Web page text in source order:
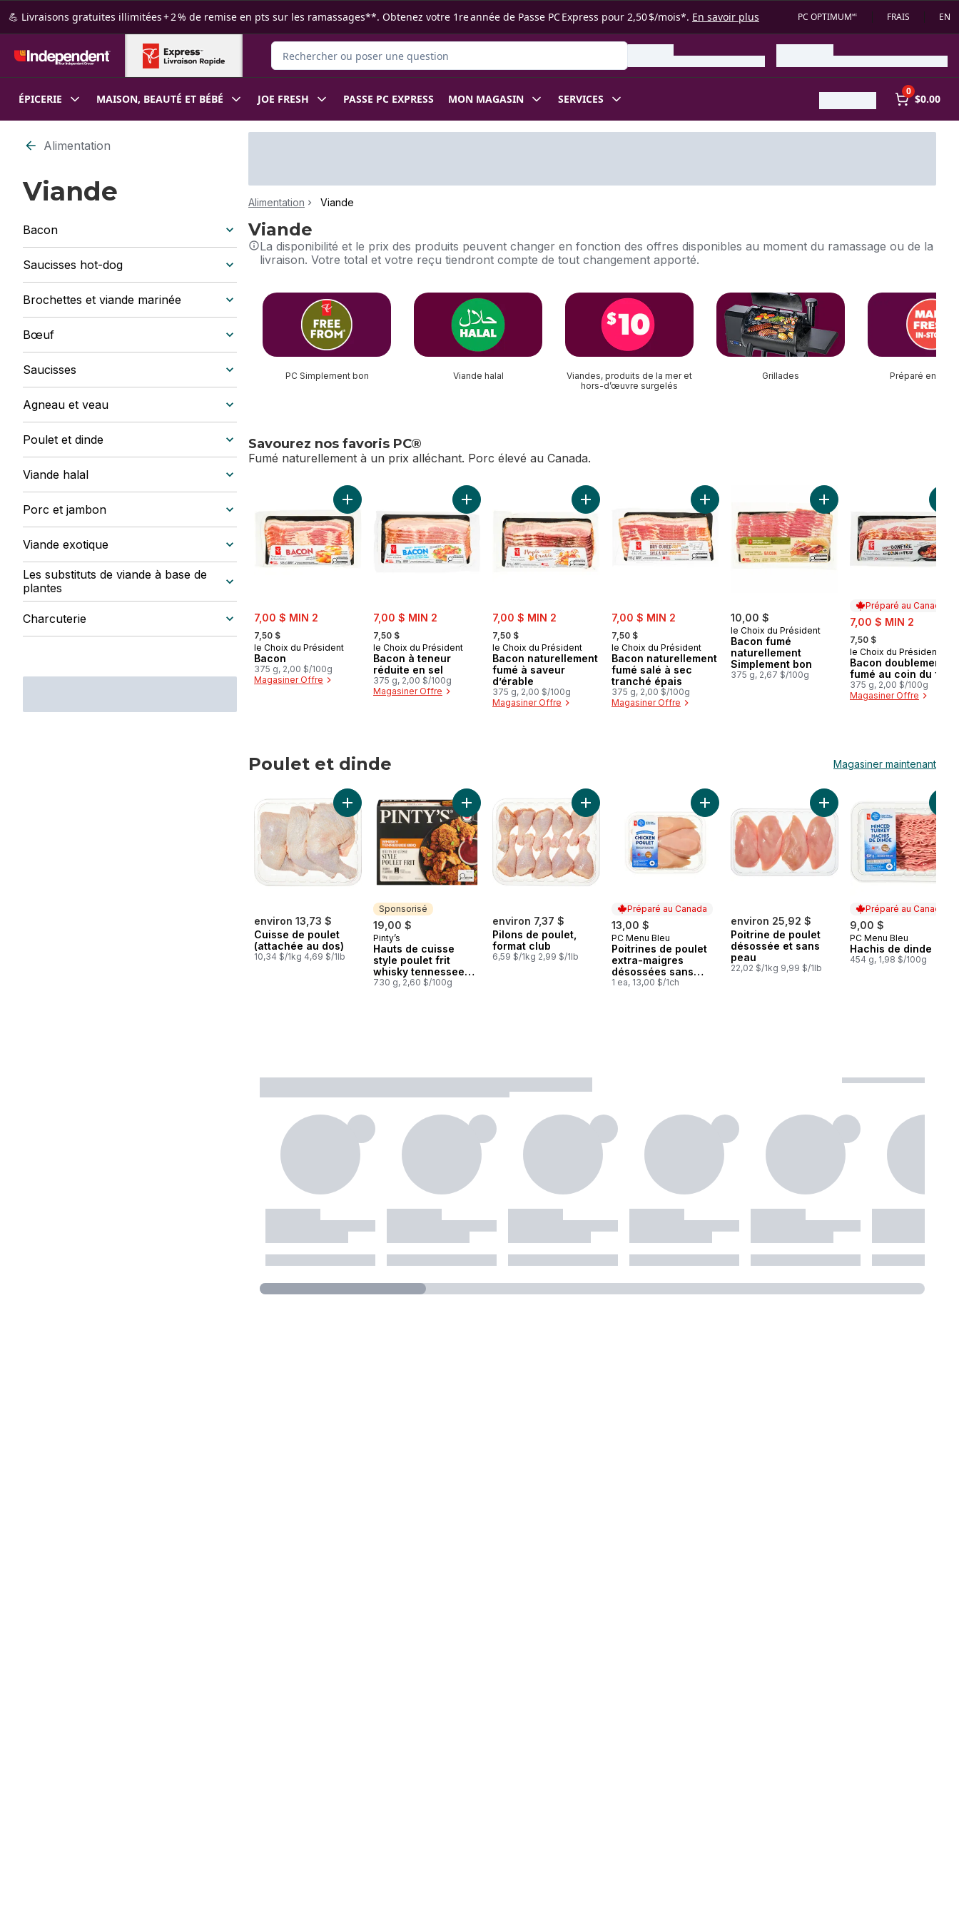
Passer au contenu principal
Passer au pied de page
💪 Livraisons gratuites illimitées + 2 % de remise en pts sur les ramassages**. Obtenez votre 1re année de Passe PC Express pour 2,50 $/mois*. En savoir plus PC OPTIMUM🅪 FRAIS EN
Rechercher des produits
ÉPICERIE MAISON, BEAUTÉ ET BÉBÉ JOE FRESH PASSE PC EXPRESS MON MAGASIN SERVICES
0
$0.00
Alimentation
Viande
Bacon
Saucisses hot-dog
Brochettes et viande marinée
Bœuf
Saucisses
Agneau et veau
Poulet et dinde
Viande halal
Porc et jambon
Viande exotique
Les substituts de viande à base de
plantes
Charcuterie
Alimentation Viande
Viande
La disponibilité et le prix des produits peuvent changer en fonction des offres disponibles au moment du ramassage ou de la
livraison. Votre total et votre reçu tiendront compte de tout changement apporté.
sauter cette section
PC Simplement bon Viande halal
Viandes, produits de la mer et
hors-d’œuvre surgelés
Grillades Préparé en
Savourez nos favoris PC®
Fumé naturellement à un prix alléchant. Porc élevé au Canada.
sauter Savourez nos favoris PC®
sale:
7,00 $ MIN 2
, formerly:
7,50 $
le Choix du Président
Bacon
375 g, 2,00 $/100g
Magasiner Offre
Ajouter Bacon au panier
sale:
7,00 $ MIN 2
, formerly:
7,50 $
le Choix du Président
Bacon à teneur
réduite en sel
375 g, 2,00 $/100g
Magasiner Offre
Ajouter Bacon à teneur réduite en sel au panier
sale:
7,00 $ MIN 2
, formerly:
7,50 $
le Choix du Président
Bacon naturellement
fumé à saveur
d’érable
375 g, 2,00 $/100g
Magasiner Offre
Ajouter Bacon naturellement fumé à saveur d’érable au panier
sale:
7,00 $ MIN 2
, formerly:
7,50 $
le Choix du Président
Bacon naturellement
fumé salé à sec
tranché épais
375 g, 2,00 $/100g
Magasiner Offre
Ajouter Bacon naturellement fumé salé à sec tranché
10,00 $
le Choix du Président
Bacon fumé
naturellement
Simplement bon
375 g, 2,67 $/100g
Ajouter Bacon fumé
Préparé au Canada
sale:
7,00 $ MIN 2
, formerly:
7,50 $
Préparé au Canada
le Choix du Président
Bacon doublement
fumé au coin du feu
375 g, 2,00 $/100g
Magasiner Offre
Poulet et dinde Magasiner maintenant
sauter Poulet et dinde
environ 13,73 $
Cuisse de poulet
(attachée au dos)
10,34 $/1kg 4,69 $/1lb
Ajouter Cuisse de poulet (attachée au dos) au panier
Sponsorisé
19,00 $
Sponsorisé
Pinty’s
Hauts de cuisse
style poulet frit
whisky tennessee
bbq
730 g, 2,60 $/100g
Ajouter Hauts de cuisse style poulet frit whisky tennessee bbq au panier
environ 7,37 $
Pilons de poulet,
format club
6,59 $/1kg 2,99 $/1lb
Ajouter Pilons de poulet, format club au panier
Préparé au Canada
13,00 $
Préparé au Canada
PC Menu Bleu
Poitrines de poulet
extra-maigres
désossées sans
peau
1 ea, 13,00 $/1ch
Ajouter Poitrines de poulet extra-maigres désossées
environ 25,92 $
Poitrine de poulet
désossée et sans
peau
22,02 $/1kg 9,99 $/1lb
Ajouter Poitrine de poulet
Préparé au Canada
9,00 $
Préparé au Canada
PC Menu Bleu
Hachis de dinde
454 g, 1,98 $/100g